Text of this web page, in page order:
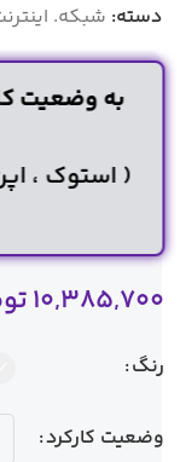
دسته: شبکه.
به وضعیت
( استوک ،
10,385,700
رنگ
وضعیت کارکرد